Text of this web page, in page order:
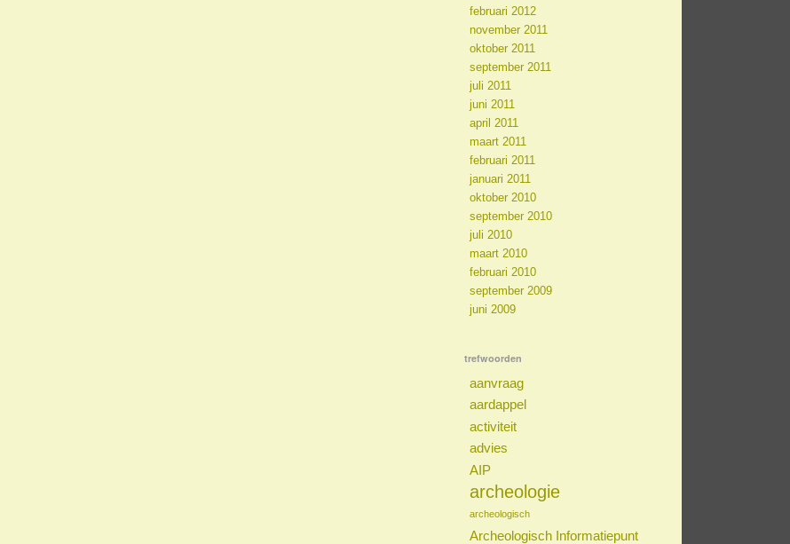
februari 2012
november 2011
oktober 2011
september 2011
juli 2011
juni 2011
april 2011
maart 2011
februari 2011
januari 2011
oktober 2010
september 2010
juli 2010
maart 2010
februari 2010
september 2009
juni 2009
trefwoorden
aanvraag
aardappel
activiteit
advies
AIP
archeologie
archeologisch
Archeologisch Informatiepunt